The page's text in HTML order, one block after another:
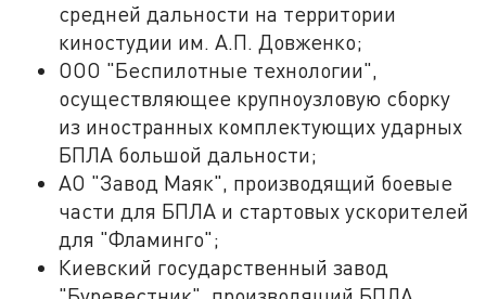
средней дальности на территории
киностудии им. А.П. Довженко;
ООО "Беспилотные технологии",
осуществляющее крупноузловую сборку
из иностранных комплектующих ударных
БПЛА большой дальности;
АО "Завод Маяк", производящий боевые
части для БПЛА и стартовых ускорителей
для "Фламинго";
Киевский государственный завод